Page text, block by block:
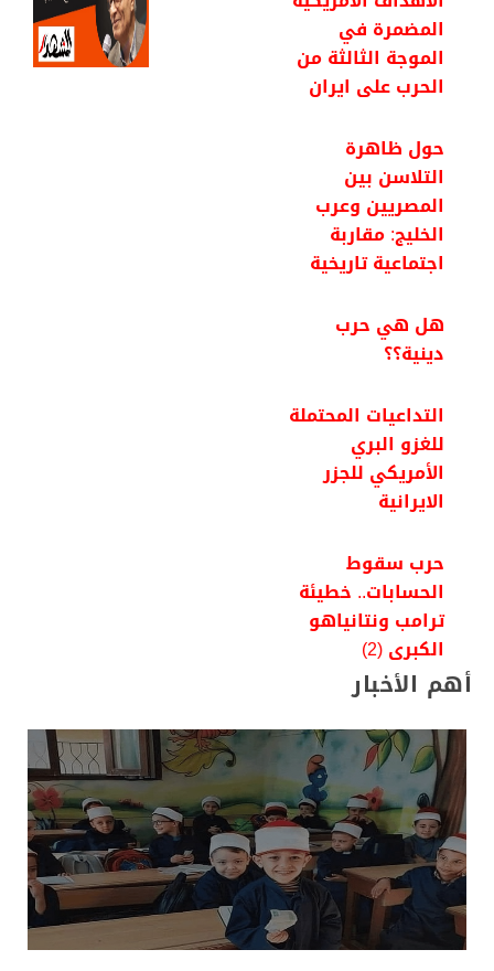
المضمرة في
الموجة الثالثة من
الحرب على ايران
حول ظاهرة
التلاسن بين
المصريين وعرب
الخليج: مقاربة
اجتماعية تاريخية
هل هي حرب
دينية؟؟
التداعيات المحتملة
للغزو البري
الأمريكي للجزر
الايرانية
حرب سقوط
الحسابات.. خطيئة
ترامب ونتانياهو
الكبرى (2)
أهم الأخبار